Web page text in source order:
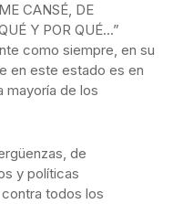
CANSÉ, DE
Y POR QUÉ…”
como siempre, en su
en este estado es en
mayoría de los
de
y políticas
todos los